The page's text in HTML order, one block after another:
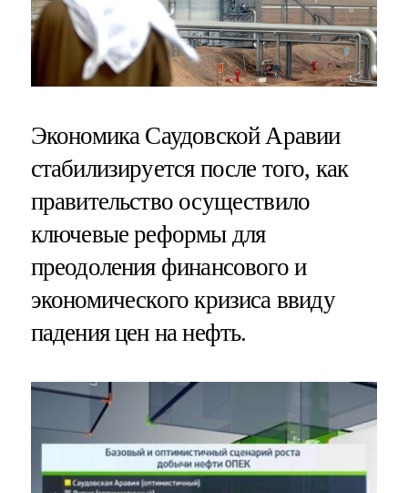
Экономика Саудовской Аравии
стабилизируется после того, как
правительство осуществило
ключевые реформы для
преодоления финансового и
экономического кризиса ввиду
падения цен на нефть.